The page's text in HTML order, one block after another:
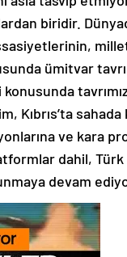
biridir.
ümitvar
sahada
ve kara
dahil, Türk
devam